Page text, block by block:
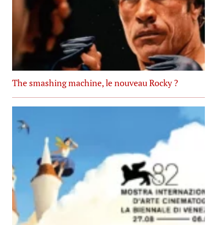
The smashing machine, le nouveau Rocky ?